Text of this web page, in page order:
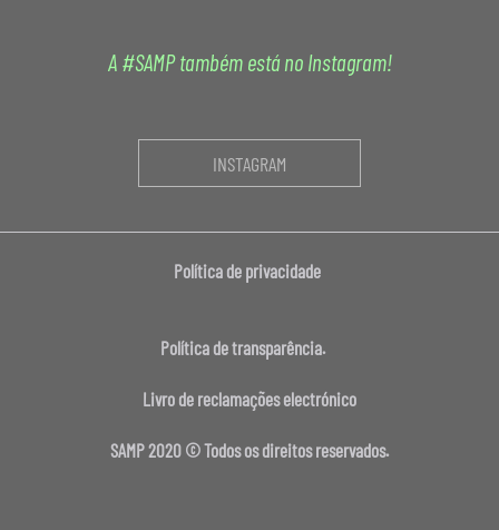
A #SAMP também está no Instagram!
INSTAGRAM
Política de privacidade
Política de transparência.
Livro de reclamações electrónico
SAMP 2020 © Todos os direitos reservados.